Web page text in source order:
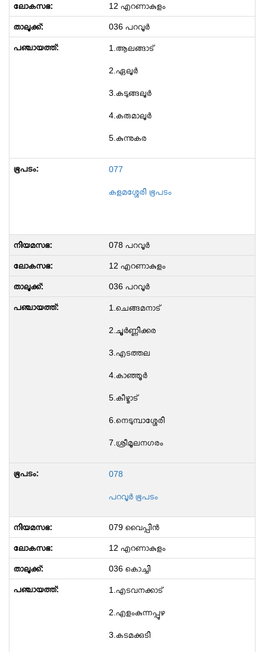
12 എറണാകുളം
036 പറവൂർ
1.ആലങ്ങാട്
2.ഏലൂർ
3.കടുങ്ങലൂർ
4.കരുമാലൂര്‍
5.കുന്നുകര
077
കളമശ്ശേരി ഭൂപടം
078 പറവൂർ
12 എറണാകുളം
036 പറവൂർ
1.ചെങ്ങമനാട്
2.ചൂര്‍ണ്ണിക്കര
3.എടത്തല
4.കാഞ്ഞൂർ
5.കീഴ്മാട്
6.നെടുമ്പാശ്ശേരി
7.ശ്രീമൂലനഗരം
078
പറവൂർ ഭൂപടം
079 വൈപ്പിൻ
12 എറണാകുളം
036 കൊച്ചി
1.എടവനക്കാട്
2.എളംകുന്നപ്പുഴ
3.കടമക്കുടി